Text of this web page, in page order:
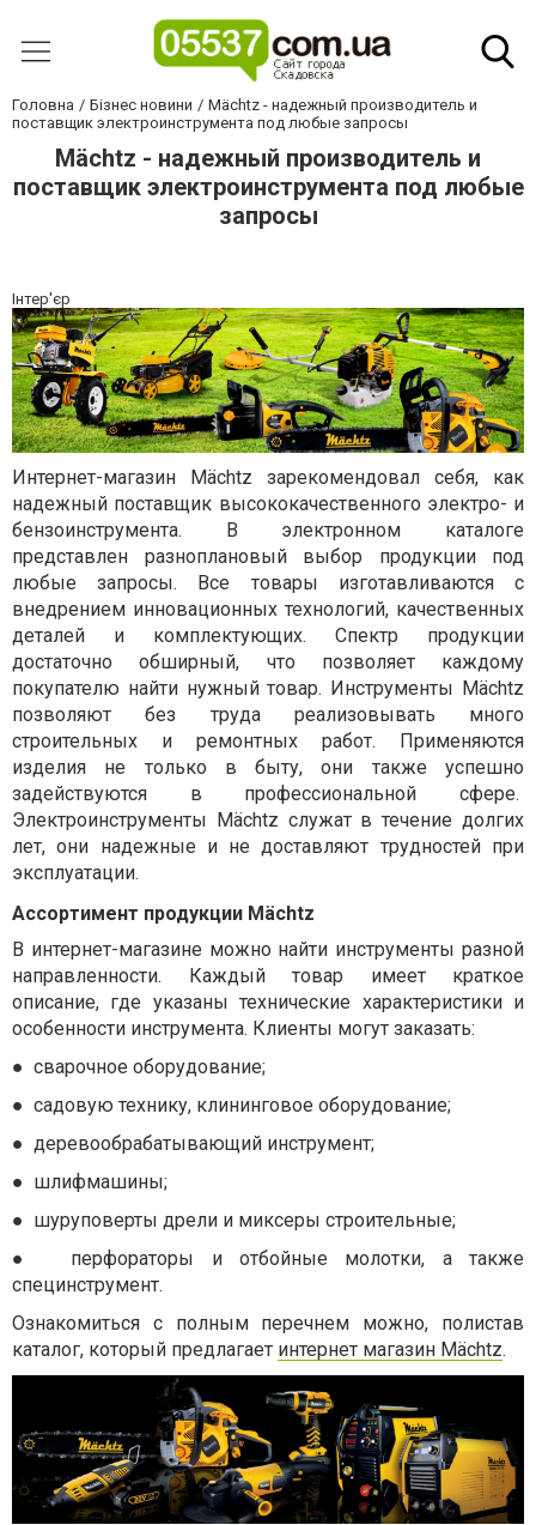
Головна Бізнес новини
Mächtz - надежный производитель и
поставщик электроинструмента под любые запросы
Mächtz - надежный производитель и
поставщик электроинструмента под любые
запросы
Інтер'єр
Интернет-магазин Mächtz зарекомендовал себя, как
надежный поставщик высококачественного электро- и
бензоинструмента. В электронном каталоге
представлен разноплановый выбор продукции под
любые запросы. Все товары изготавливаются с
внедрением инновационных технологий, качественных
деталей и комплектующих. Спектр продукции
достаточно обширный, что позволяет каждому
покупателю найти нужный товар. Инструменты Mächtz
позволяют без труда реализовывать много
строительных и ремонтных работ. Применяются
изделия не только в быту, они также успешно
задействуются в профессиональной сфере.
Электроинструменты Mächtz служат в течение долгих
лет, они надежные и не доставляют трудностей при
эксплуатации.
Ассортимент продукции Mächtz
В интернет-магазине можно найти инструменты разной
направленности. Каждый товар имеет краткое
описание, где указаны технические характеристики и
особенности инструмента. Клиенты могут заказать:
● сварочное оборудование;
● садовую технику, клининговое оборудование;
● деревообрабатывающий инструмент;
● шлифмашины;
● шуруповерты дрели и миксеры строительные;
● перфораторы и отбойные молотки, а также
специнструмент.
Ознакомиться с полным перечнем можно, полистав
каталог, который предлагает интернет магазин Mächtz.